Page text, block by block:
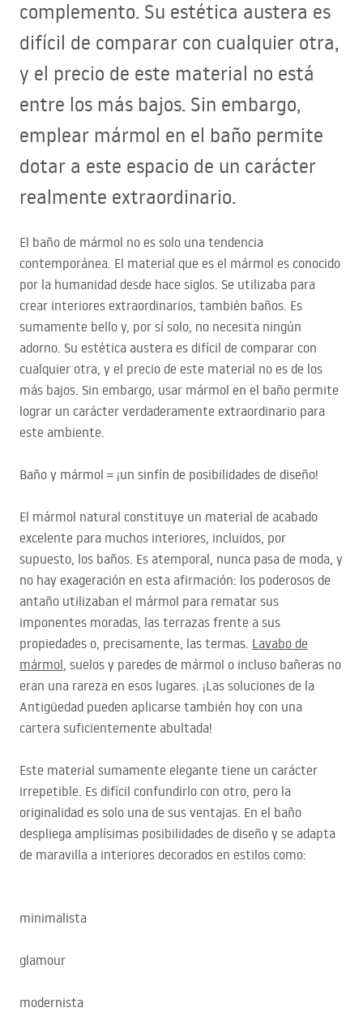
complemento. Su estética austera es
difícil de comparar con cualquier otra,
y el precio de este material no está
entre los más bajos. Sin embargo,
emplear mármol en el baño permite
dotar a este espacio de un carácter
realmente extraordinario.
El baño de mármol no es solo una tendencia
contemporánea. El material que es el mármol es conocido
por la humanidad desde hace siglos. Se utilizaba para
crear interiores extraordinarios, también baños. Es
sumamente bello y, por sí solo, no necesita ningún
adorno. Su estética austera es difícil de comparar con
cualquier otra, y el precio de este material no es de los
más bajos. Sin embargo, usar mármol en el baño permite
lograr un carácter verdaderamente extraordinario para
este ambiente.
Baño y mármol = ¡un sinfín de posibilidades de diseño!
El mármol natural constituye un material de acabado
excelente para muchos interiores, incluidos, por
supuesto, los baños. Es atemporal, nunca pasa de moda, y
no hay exageración en esta afirmación: los poderosos de
antaño utilizaban el mármol para rematar sus
imponentes moradas, las terrazas frente a sus
propiedades o, precisamente, las termas. Lavabo de
mármol, suelos y paredes de mármol o incluso bañeras no
eran una rareza en esos lugares. ¡Las soluciones de la
Antigüedad pueden aplicarse también hoy con una
cartera suficientemente abultada!
Este material sumamente elegante tiene un carácter
irrepetible. Es difícil confundirlo con otro, pero la
originalidad es solo una de sus ventajas. En el baño
despliega amplísimas posibilidades de diseño y se adapta
de maravilla a interiores decorados en estilos como:
minimalista
glamour
modernista